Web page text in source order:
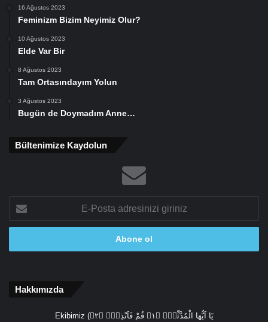
16 Ağustos 2023
Feminizm Bizim Neyimiz Olur?
10 Ağustos 2023
Elde Var Bir
8 Ağustos 2023
Tam Ortasındayım Yolun
3 Ağustos 2023
Bugün de Doymadım Anne…
Bültenimize Kaydolun
Posta
adresinizi
Hakkımızda
Ekibimiz (يَٓا اَيُّهَا الْمُدَّثِّرُۙ ﴿١﴾ قُمْ فَاَنْذِرْۙ ﴿٢﴾